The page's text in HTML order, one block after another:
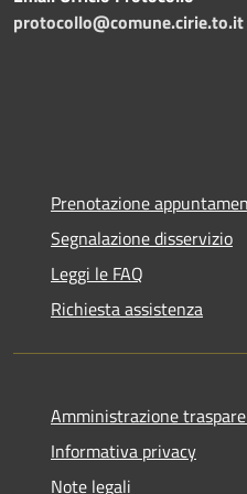
protocollo@comune.cirie.to.it
Prenotazione
Segnalazione disservizio
Leggi le FAQ
Richiesta assistenza
Amministrazione
Informativa privacy
Note legali